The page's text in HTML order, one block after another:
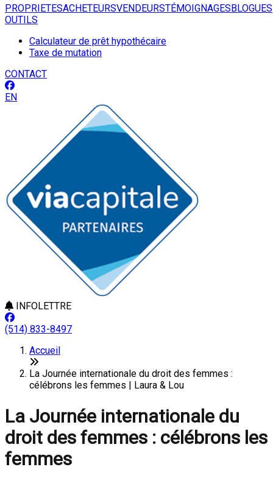
PROPRIETESACHETEURSVENDEURSTÉMOIGNAGESBLOGUES
OUTILS
Calculateur de prêt hypothécaire
Taxe de mutation
CONTACT
EN
INFOLETTRE
(514) 833-8497
Accueil
La Journée internationale du droit des femmes :
célébrons les femmes | Laura & Lou
La Journée internationale du
droit des femmes : célébrons les
femmes